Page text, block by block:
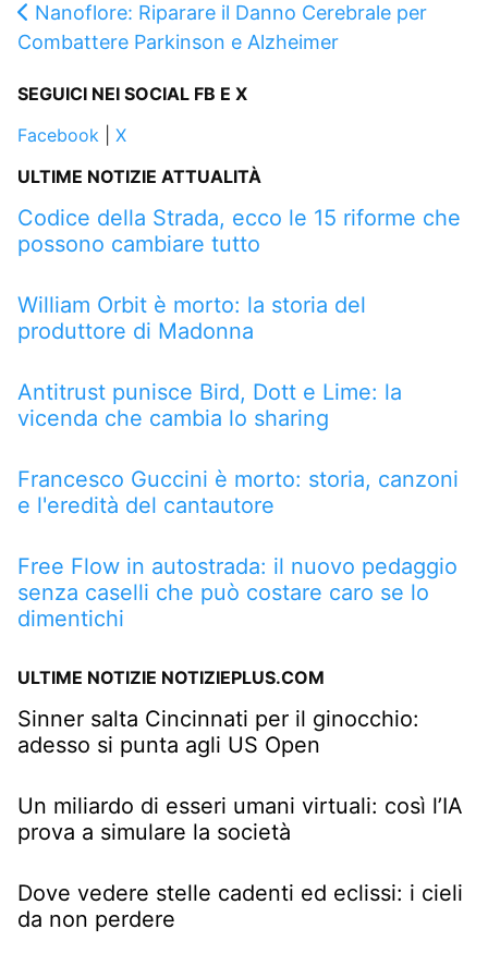
Nanoflore: Riparare il Danno Cerebrale per
Combattere Parkinson e Alzheimer
SEGUICI NEI SOCIAL FB E X
Facebook
X
ULTIME NOTIZIE ATTUALITÀ
Codice della Strada, ecco le 15 riforme che
possono cambiare tutto
William Orbit è morto: la storia del
produttore di Madonna
Antitrust punisce Bird, Dott e Lime: la
vicenda che cambia lo sharing
Francesco Guccini è morto: storia, canzoni
e l'eredità del cantautore
Free Flow in autostrada: il nuovo pedaggio
senza caselli che può costare caro se lo
dimentichi
ULTIME NOTIZIE NOTIZIEPLUS.COM
Sinner salta Cincinnati per il ginocchio:
adesso si punta agli US Open
Un miliardo di esseri umani virtuali: così l’IA
prova a simulare la società
Dove vedere stelle cadenti ed eclissi: i cieli
da non perdere